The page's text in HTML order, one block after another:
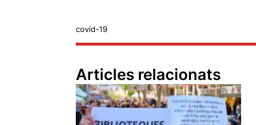
covid-19
Articles relacionats